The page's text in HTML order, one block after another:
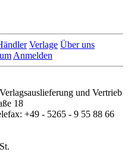
Verlage Über uns
Anmelden
und Vertrieb
18
+49 - 5265 - 9 55 88 66